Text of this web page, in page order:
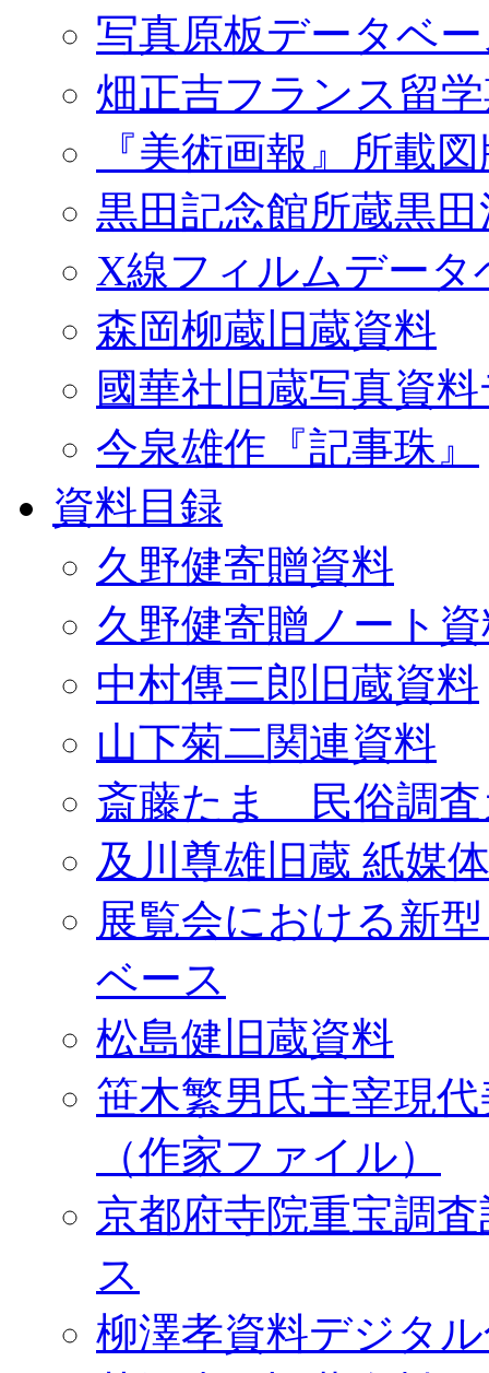
写真原板データベ
畑正吉フランス留
『美術画報』所載
黒田記念館所蔵黒
X線フィルムデータ
森岡柳蔵旧蔵資料
國華社旧蔵写真資
今泉雄作『記事珠』
資料目録
久野健寄贈資料
久野健寄贈ノート
中村傳三郎旧蔵資料
山下菊二関連資料
斎藤たま 民俗調査
及川尊雄旧蔵 紙媒
展覧会における新
ベース
松島健旧蔵資料
笹木繁男氏主宰現
（作家ファイル）
京都府寺院重宝調
ス
柳澤孝資料デジタ